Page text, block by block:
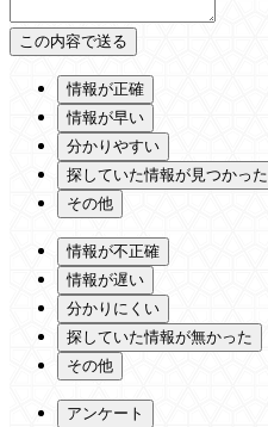
情報が正確
情報が早い
分かりやすい
探していた情報が見つかった
その他
情報が不正確
情報が遅い
分かりにくい
探していた情報が無かった
その他
アンケート